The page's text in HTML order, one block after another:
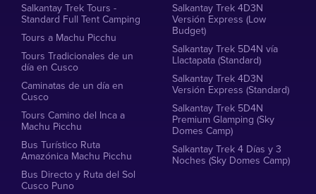
Salkantay Trek Tours -
Standard Full Tent Camping
Tours a Machu Picchu
Tours Tradicionales de un
día en Cusco
Caminatas de un día en
Cusco
Tours Camino del Inca a
Machu Picchu
Bus Turístico Ruta
Amazónica Machu Picchu
Bus Directo y Ruta del Sol
Cusco Puno
Salkantay Trek 4D3N
Versión Express (Low
Budget)
Salkantay Trek 5D4N vía
Llactapata (Standard)
Salkantay Trek 4D3N
Versión Express (Standard)
Salkantay Trek 5D4N
Premium Glamping (Sky
Domes Camp)
Salkantay Trek 4 Días y 3
Noches (Sky Domes Camp)